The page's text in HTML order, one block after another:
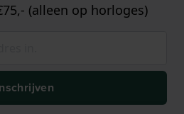
(alleen op horloges)